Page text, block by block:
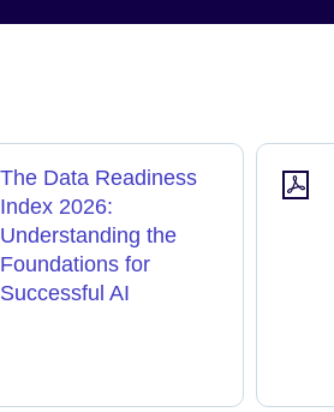
The Data Readiness
Index 2026:
Understanding the
Foundations for
Successful AI